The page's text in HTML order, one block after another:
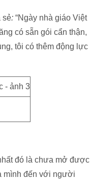
sẻ: “Ngày nhà giáo Việt
có sẵn gói cẩn thận,
tôi có thêm động lực
đó là chưa mở được
mình đến với người